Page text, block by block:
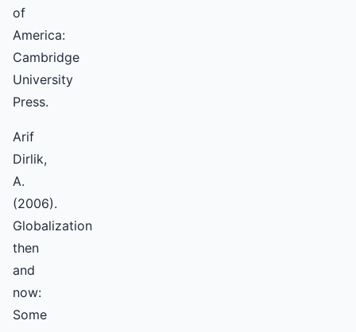
of
America:
Cambridge
University
Press.
Arif
Dirlik,
A.
(2006).
Globalization
then
and
now:
Some